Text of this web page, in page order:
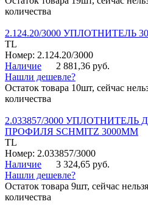
количества
2.124.20/3000 УПЛОТНИТЕЛЬ
TL
Номер: 2.124.20/3000
Наличие
2 881,36 руб.
Нашли дешевле?
Остаток товара 10шт, сейчас
количества
2.033857/3000
ПРОФИЛЯ SCHMITZ 3000ММ
TL
Номер: 2.033857/3000
Наличие
3 324,65 руб.
Нашли дешевле?
Остаток товара 9шт, сейчас
количества